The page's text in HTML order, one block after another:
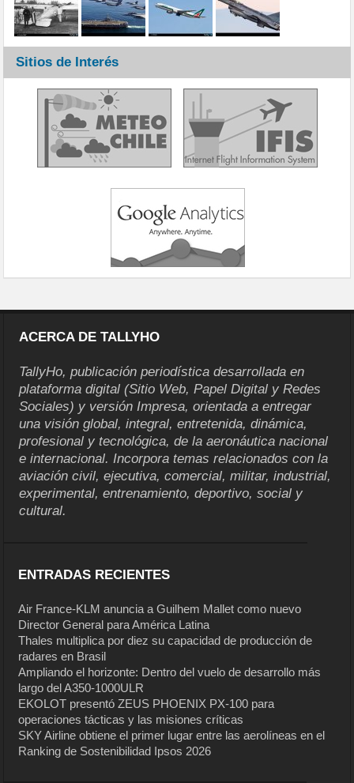
Sitios de Interés
ACERCA DE TALLYHO
TallyHo, publicación periodística desarrollada en
plataforma digital (Sitio Web, Papel Digital y Redes
Sociales) y versión Impresa, orientada a entregar
una visión global, integral, entretenida, dinámica,
profesional y tecnológica, de la aeronáutica nacional
e internacional. Incorpora temas relacionados con la
aviación civil, ejecutiva, comercial, militar, industrial,
experimental, entrenamiento, deportivo, social y
cultural.
ENTRADAS RECIENTES
Air France-KLM anuncia a Guilhem Mallet como nuevo
Director General para América Latina
Thales multiplica por diez su capacidad de producción de
radares en Brasil
Ampliando el horizonte: Dentro del vuelo de desarrollo más
largo del A350-1000ULR
EKOLOT presentó ZEUS PHOENIX PX-100 para
operaciones tácticas y las misiones críticas
SKY Airline obtiene el primer lugar entre las aerolíneas en el
Ranking de Sostenibilidad Ipsos 2026